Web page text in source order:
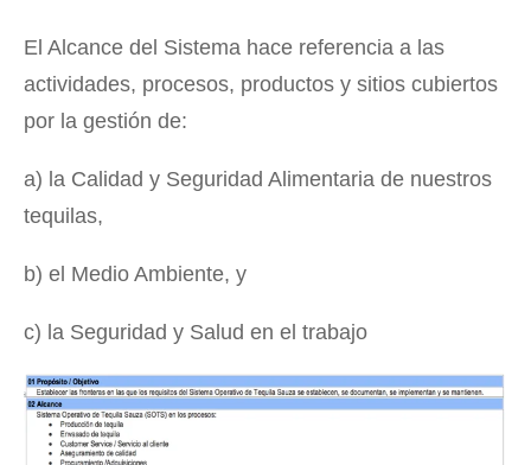
El Alcance del Sistema hace referencia a las
actividades, procesos, productos y sitios cubiertos
por la gestión de:
a) la Calidad y Seguridad Alimentaria de nuestros
tequilas,
b) el Medio Ambiente, y
c) la Seguridad y Salud en el trabajo